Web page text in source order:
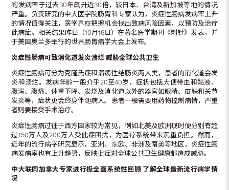
的发病率于过去30年飙升近30倍，较日本、台湾及新加坡等地的情况
严重。负责研究的中大医学院肠胃科专家认为，炎症性肠病发病率上升
的情况值得关注，医学界应把握机会找出致病风险因素，以预防及治疗
此病症。相关结果昨日（10月16日）在著名医学期刊《刺针》发表，并
于美国奥兰多举行的世界肠胃病学大会上发布。
炎症性肠病可致消化道发炎溃烂 威胁全球公共卫生
炎症性肠病可分为克隆氏症和溃疡性结肠炎两大类，患者的消化道会发
炎和溃烂。发病年龄一般介乎20至40岁，症状包括大便带血和黏液、
腹泻、腹痛、体重下降、发烧及消化道以外的器官如眼睛、皮肤和关节
发炎等，症状更会终身伴随病人。患者一般需要用药物控制病情，严重
者则要接受手术治疗。
炎症性肠病过往于西方国家较为常见，例如北美及欧洲现时便分别有超
过150万人及200万人受此症困扰，为医疗系统带来沉重负担。然而，
近年的流行病学研究显示，亚洲、东欧、非洲及南美等地区，炎症性肠
病发病率也有上升趋势，反映此症对全球公共卫生健康都造成威胁。
中大联同加拿大专家进行极全面系统性回顾 了解全球最新流行病学情
况